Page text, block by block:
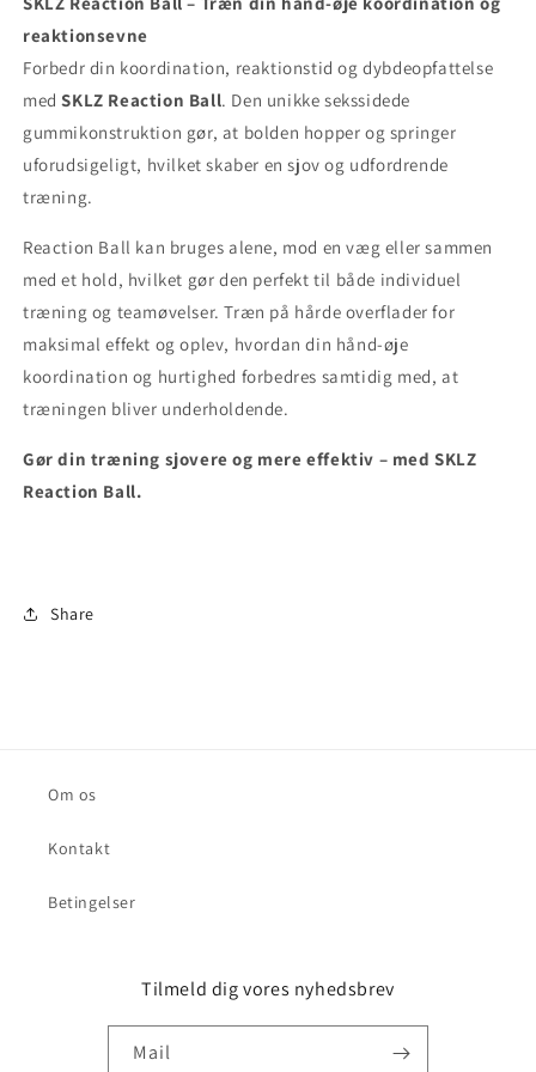
reaktionsevne!reaktionsevne!
reaktionsevne
Forbedr din koordination, reaktionstid og dybdeopfattelse
medSKLZ Reaction Ball. Den unikke sekssidede
gummikonstruktion gør, at bolden hopper og springer
uforudsigeligt, hvilket skaber en sjov og udfordrende
træning.
Reaction Ball kan bruges alene, mod en væg eller sammen
med et hold, hvilket gør den perfekt til både individuel
træning og teamøvelser. Træn på hårde overflader for
maksimal effekt og oplev, hvordan din hånd-øje
koordination og hurtighed forbedres samtidig med, at
træningen bliver underholdende.
Gør din træning sjovere og mere effektiv – med SKLZ
Reaction Ball.
Share
Om os
Kontakt
Betingelser
Tilmeld dig vores nyhedsbrev
Mail